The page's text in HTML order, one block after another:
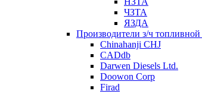
ЧЗТА
ЯЗДА
Производители з/ч
Chinahanji CHJ
CADdb
Darwen Diesels Ltd.
Doowon Corp
Firad